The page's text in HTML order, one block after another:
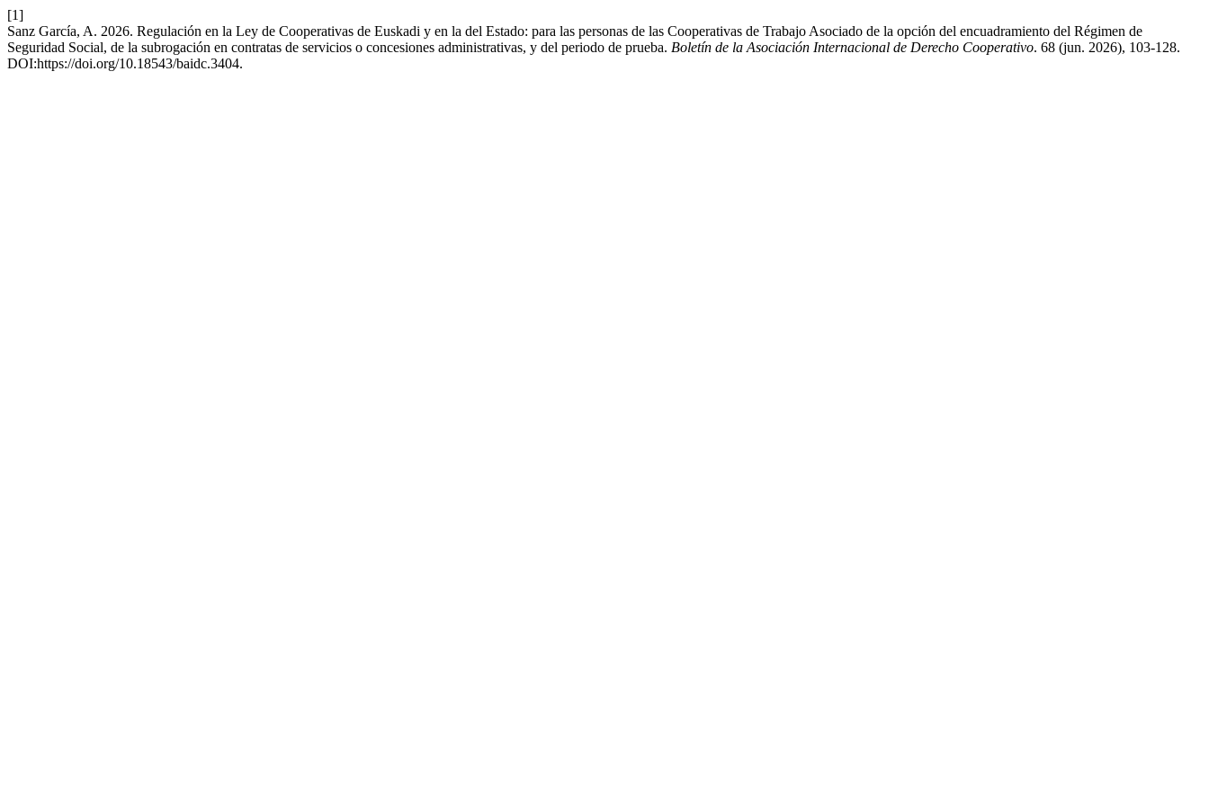
[1]
Sanz García, A. 2026. Regulación en la Ley de Cooperativas de Euskadi y en la del Estado: para las personas de las Cooperativas de Trabajo Asociado de la opción del encuadramiento del Régimen de
Seguridad Social, de la subrogación en contratas de servicios o concesiones administrativas, y del periodo de prueba. Boletín de la Asociación Internacional de Derecho Cooperativo. 68 (jun. 2026), 103-128.
DOI:https://doi.org/10.18543/baidc.3404.